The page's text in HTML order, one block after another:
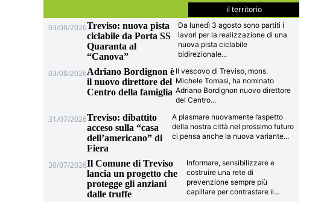
il territorio
03/08/2026Treviso: nuova pista
ciclabile da Porta SS
Quaranta al
“Canova”
Da lunedì 3 agosto sono partiti i
lavori per la realizzazione di una
nuova pista ciclabile
bidirezionale...
03/08/2026Adriano Bordignon è
il nuovo direttore del
Centro della famiglia
Il vescovo di Treviso, mons.
Michele Tomasi, ha nominato
Adriano Bordignon nuovo direttore
del Centro...
31/07/2026Treviso: dibattito
acceso sulla “casa
dell’americano” di
Fiera
A plasmare nuovamente l’aspetto
della nostra città nel prossimo futuro
ci pensa anche la nuova variante...
30/07/2026Il Comune di Treviso
lancia un progetto che
protegge gli anziani
dalle truffe
Informare, sensibilizzare e
costruire una rete di
prevenzione sempre più
capillare per contrastare il...